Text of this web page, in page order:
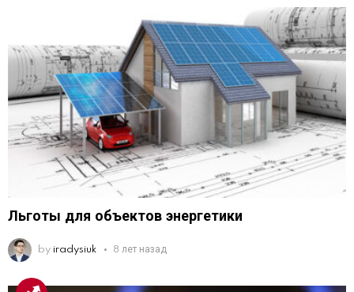
Льготы для объектов энергетики
by iradysiuk 8 лет назад